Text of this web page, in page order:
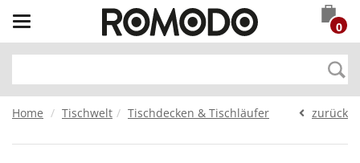
Toggle
navigation
0
Home Tischwelt Tischdecken & Tischläufer zurück